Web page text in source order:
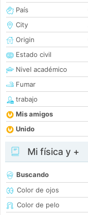
País
City
Origin
Estado civil
Nivel académico
Fumar
trabajo
Mis amigos
Unido
Mi física y +
Buscando
Color de ojos
Color de pelo